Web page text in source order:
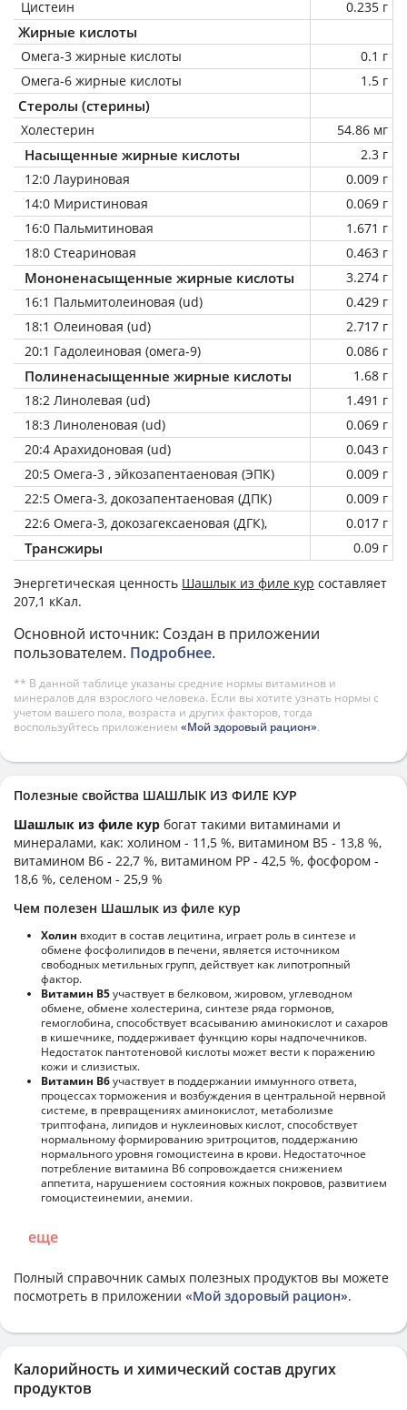
Цистеин 0.235 г
Жирные кислоты
Омега-3 жирные кислоты
0.1 г
Омега-6 жирные кислоты
1.5 г
Стеролы (стерины)
Холестерин 54.86 мг
Насыщенные жирные кислоты
2.3 г
12:0 Лауриновая
0.009 г
14:0 Миристиновая
0.069 г
16:0 Пальмитиновая
1.671 г
18:0 Стеариновая
0.463 г
Мононенасыщенные жирные кислоты
3.274 г
16:1 Пальмитолеиновая (ud)
0.429 г
18:1 Олеиновая (ud)
2.717 г
20:1 Гадолеиновая (омега-9)
0.086 г
Полиненасыщенные жирные кислоты
1.68 г
18:2 Линолевая (ud)
1.491 г
18:3 Линоленовая (ud)
0.069 г
20:4 Арахидоновая (ud)
0.043 г
20:5 Омега-3 , эйкозапентаеновая (ЭПК)
0.009 г
22:5 Омега-3, докозапентаеновая (ДПК)
0.009 г
22:6 Омега-3, докозагексаеновая (ДГК),
0.017 г
Трансжиры 0.09 г
Энергетическая ценность Шашлык из филе кур составляет
207,1 кКал.
Основной источник: Создан в приложении
пользователем. Подробнее.
** В данной таблице указаны средние нормы витаминов и
минералов для взрослого человека. Если вы хотите узнать нормы с
учетом вашего пола, возраста и других факторов, тогда
воспользуйтесь приложением «Мой здоровый рацион».
Полезные свойства ШАШЛЫК ИЗ ФИЛЕ КУР
Шашлык из филе кур богат такими витаминами и
минералами, как: холином - 11,5 %, витамином B5 - 13,8 %,
витамином B6 - 22,7 %, витамином PP - 42,5 %, фосфором -
18,6 %, селеном - 25,9 %
Чем полезен Шашлык из филе кур
Холин входит в состав лецитина, играет роль в синтезе и
обмене фосфолипидов в печени, является источником
свободных метильных групп, действует как липотропный
фактор.
Витамин В5участвует в белковом, жировом, углеводном
обмене, обмене холестерина, синтезе ряда гормонов,
гемоглобина, способствует всасыванию аминокислот и сахаров
в кишечнике, поддерживает функцию коры надпочечников.
Недостаток пантотеновой кислоты может вести к поражению
кожи и слизистых.
Витамин В6участвует в поддержании иммунного ответа,
процессах торможения и возбуждения в центральной нервной
системе, в превращениях аминокислот, метаболизме
триптофана, липидов и нуклеиновых кислот, способствует
нормальному формированию эритроцитов, поддержанию
нормального уровня гомоцистеина в крови. Недостаточное
потребление витамина В6 сопровождается снижением
аппетита, нарушением состояния кожных покровов, развитием
гомоцистеинемии, анемии.
еще
Полный справочник самых полезных продуктов вы можете
посмотреть в приложении «Мой здоровый рацион».
Калорийность и химический состав других
продуктов